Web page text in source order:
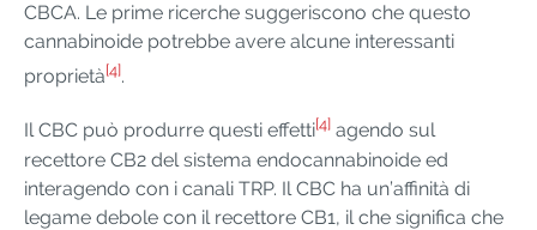
CBCA. Le prime ricerche suggeriscono che questo
cannabinoide potrebbe avere alcune interessanti
proprietà[4] .
Il CBC può produrre questi effetti[4] agendo sul
recettore CB2 del sistema endocannabinoide ed
interagendo con i canali TRP. Il CBC ha un’affinità di
legame debole con il recettore CB1, il che significa che